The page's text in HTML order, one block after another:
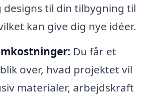
designs til din tilbygning til
kan give dig nye idéer.
Du får et
over, hvad projektet vil
materialer, arbejdskraft